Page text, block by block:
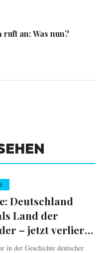
ruft an: Was nun?
Deutschland
Land der
– jetzt verliert
in der Geschichte deutscher